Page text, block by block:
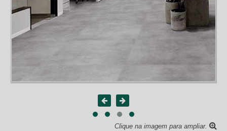
Clique na imagem para ampliar.